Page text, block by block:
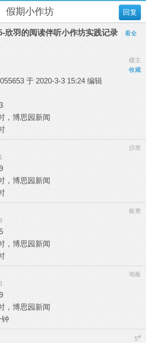
回复
假期小作坊
欣羽的阅读伴听小作坊实践记录
看全
楼主
收藏
于 2020-3-3 15:24 编辑
，博思园新闻
沙发
，博思园新闻
板凳
，博思园新闻
地板
，博思园新闻
5#